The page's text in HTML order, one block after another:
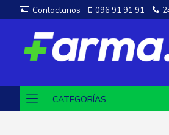
Contactanos 096 91 91 91
CATEGORÍAS